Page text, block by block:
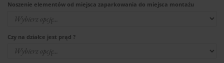
Noszenie elementów od miejsca zaparkowania do miejsca montażu
Czy na działce jest prąd ?